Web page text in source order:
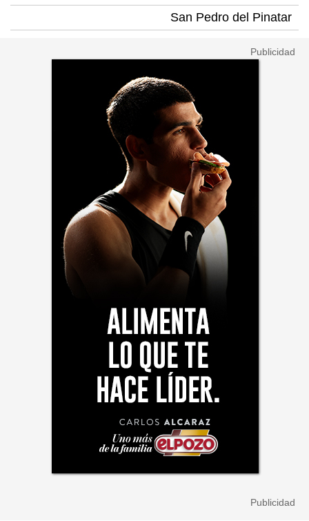
San Pedro del Pinatar